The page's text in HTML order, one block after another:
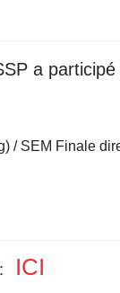
a
/ SEM Finale
ICI